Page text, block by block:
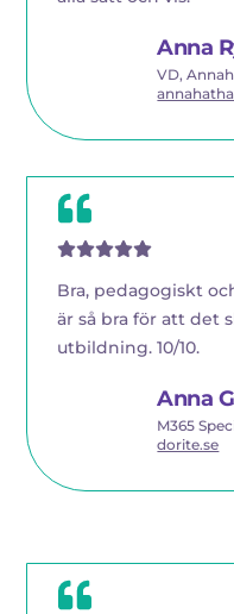
Anna
VD,
Bra, pedagogiskt
är så bra för att det
utbildning. 10/10.
Anna
M365
dorite.se